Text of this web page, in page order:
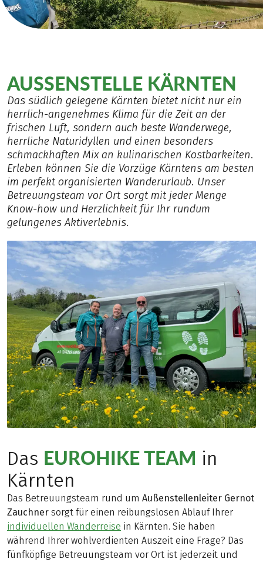
AUSSENSTELLE KÄRNTEN
Das südlich gelegene Kärnten bietet nicht nur ein
herrlich-angenehmes Klima für die Zeit an der
frischen Luft, sondern auch beste Wanderwege,
herrliche Naturidyllen und einen besonders
schmackhaften Mix an kulinarischen Kostbarkeiten.
Erleben können Sie die Vorzüge Kärntens am besten
im perfekt organisierten Wanderurlaub. Unser
Betreuungsteam vor Ort sorgt mit jeder Menge
Know-how und Herzlichkeit für Ihr rundum
gelungenes Aktiverlebnis.
Das EUROHIKE TEAM in
Kärnten
Das Betreuungsteam rund um Außenstellenleiter Gernot
Zauchner sorgt für einen reibungslosen Ablauf Ihrer
individuellen Wanderreise in Kärnten. Sie haben
während Ihrer wohlverdienten Auszeit eine Frage? Das
fünfköpfige Betreuungsteam vor Ort ist jederzeit und